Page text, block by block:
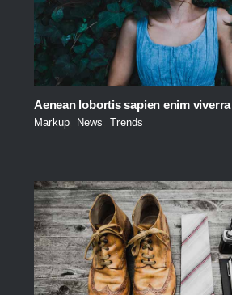
Aenean lobortis sapien enim viverra
Markup News ,Trends